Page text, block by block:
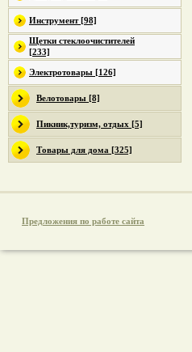
Инструмент [98]
Щетки стеклоочистителей
[233]
Электротовары [126]
Велотовары [8]
Пикник,туризм, отдых [5]
Товары для дома [325]
Предложения по работе сайта